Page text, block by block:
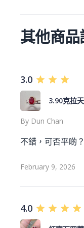
其他商品
3.0
3.90克拉
By Dun Chan
不錯，可否平啲？
February 9, 2026
4.0